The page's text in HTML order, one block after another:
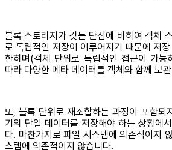
블록 스토리지가 갖는 단점에 비하여 객체
로 독립적인 저장이 이루어지기 때문에 저
한하며(객체 단위로 독립적인 접근이 가능
따라 다양한 메타 데이터를 객체와 함께 보
또, 블록 단위로 재조합하는 과정이 포함되
기의 단일 데이터를 저장해야 하는 상황에
다. 마찬가지로 파일 시스템에 의존적이지
스템에 의존적이지 않습니다.